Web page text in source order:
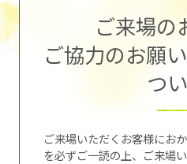
ご来場の
ご協力のお願
つ
ご来場いただくお客様にお
を必ずご一読の上、ご来場